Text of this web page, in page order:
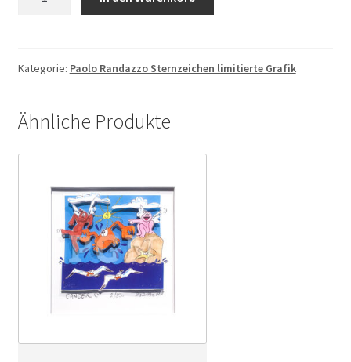
Menge
Kategorie: Paolo Randazzo Sternzeichen limitierte Grafik
Ähnliche Produkte